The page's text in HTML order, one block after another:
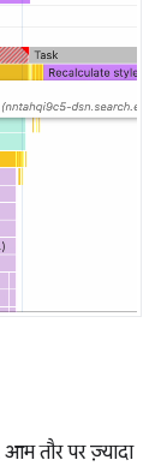
तौर पर ज़्यादा